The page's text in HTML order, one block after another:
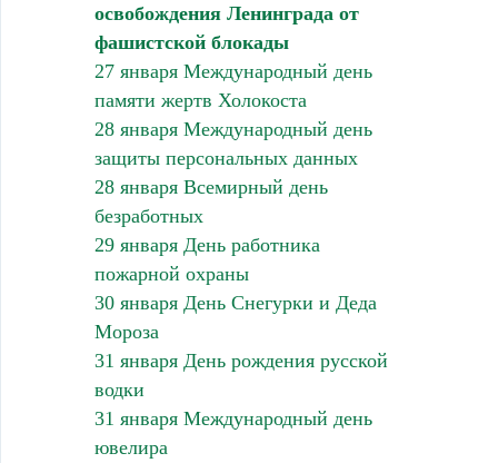
освобождения Ленинграда от
фашистской блокады
27 января Международный день
памяти жертв Холокоста
28 января Международный день
защиты персональных данных
28 января Всемирный день
безработных
29 января День работника
пожарной охраны
30 января День Снегурки и Деда
Мороза
31 января День рождения русской
водки
31 января Международный день
ювелира